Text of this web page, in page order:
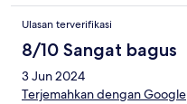
Ulasan terverifikasi
8/10 Sangat bagus
3 Jun 2024
Terjemahkan dengan Google